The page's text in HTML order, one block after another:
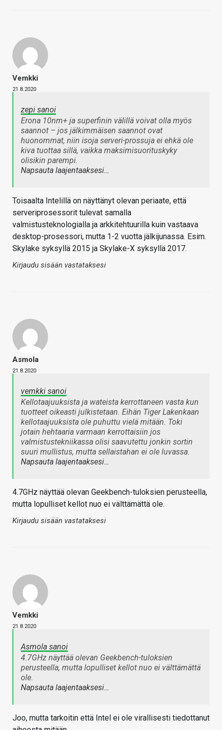
Vemkki
21.8.2020
zepi sanoi
Erona 10nm+ ja superfinin välillä voivat olla myös
saannot – jos jälkimmäisen saannot ovat
huonommat, niin isoja serveri-prossuja ei ehkä ole
kiva tuottaa sillä, vaikka maksimisuorituskyky
olisikin parempi.
Napsauta laajentaaksesi…
Toisaalta Intelillä on näyttänyt olevan periaate, että
serveriprosessorit tulevat samalla
valmistusteknologialla ja arkkitehtuurilla kuin vastaava
desktop-prosessori, mutta 1-2 vuotta jälkijunassa. Esim.
Skylake syksyllä 2015 ja Skylake-X syksyllä 2017.
Kirjaudu sisään vastataksesi
Asmola
21.8.2020
vemkki sanoi
Kellotaajuuksista ja wateista kerrottaneen vasta kun
tuotteet oikeasti julkistetaan. Eihän Tiger Lakenkaan
kellotaajuuksista ole puhuttu vielä mitään. Toki
jotain hehtaaria varmaan kerrottaisiin jos
valmistustekniikassa olisi saavutettu jonkin sortin
suuri mullistus, mutta sellaistahan ei ole luvassa.
Napsauta laajentaaksesi…
4.7GHz näyttää olevan Geekbench-tuloksien perusteella,
mutta lopulliset kellot nuo ei välttämättä ole.
Kirjaudu sisään vastataksesi
Vemkki
21.8.2020
Asmola sanoi
4.7GHz näyttää olevan Geekbench-tuloksien
perusteella, mutta lopulliset kellot nuo ei välttämättä
ole.
Napsauta laajentaaksesi…
Joo, mutta tarkoitin että Intel ei ole virallisesti tiedottanut